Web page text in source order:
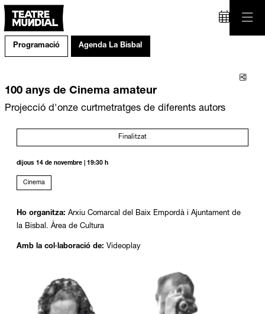
Programació Agenda La Bisbal
100 anys de Cinema amateur
Projecció d'onze curtmetratges de diferents autors
Finalitzat
dijous 14 de novembre 19:30 h
Cinema
Ho organitza: Arxiu Comarcal del Baix Empordà i Ajuntament de
la Bisbal. Àrea de Cultura
Amb la col·laboració de: Videoplay